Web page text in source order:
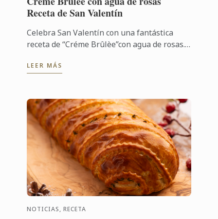
Receta de San Valentín
Celebra San Valentín con una fantástica
receta de “Créme Brûlèe”con agua de rosas.
antelación y sorprender a tu pareja ...
LEER MÁS
NOTICIAS, RECETA